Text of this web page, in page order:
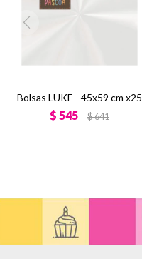
Bolsas LUKE - 45x59 cm x25
$ 545 $641